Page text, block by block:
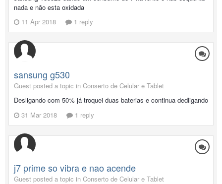
nada e não esta oxidada
11 Apr 2018
1 reply
sansung g530
Guest posted a topic in Conserto de Celular e Tablet
Desligando com 50% já troquei duas baterias e continua dedligando
31 Mar 2018
1 reply
j7 prime so vibra e nao acende
Guest posted a topic in Conserto de Celular e Tablet